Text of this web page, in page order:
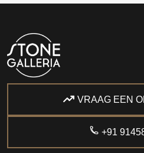
VRAAG EEN
+91